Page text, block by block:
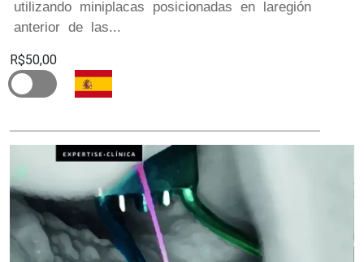
utilizando miniplacas posicionadas en laregión
anterior de las...
R$50,00